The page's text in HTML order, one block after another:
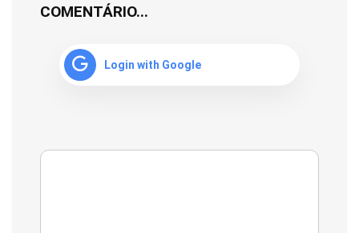
COMENTÁRIO...
Login with Google